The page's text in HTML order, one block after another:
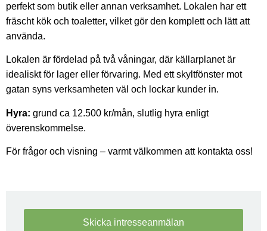
perfekt som butik eller annan verksamhet. Lokalen har ett
fräscht kök och toaletter, vilket gör den komplett och lätt att
använda.
Lokalen är fördelad på två våningar, där källarplanet är
idealiskt för lager eller förvaring. Med ett skyltfönster mot
gatan syns verksamheten väl och lockar kunder in.
Hyra: grund ca 12.500 kr/mån, slutlig hyra enligt
överenskommelse.
För frågor och visning – varmt välkommen att kontakta oss!
Skicka intresseanmälan